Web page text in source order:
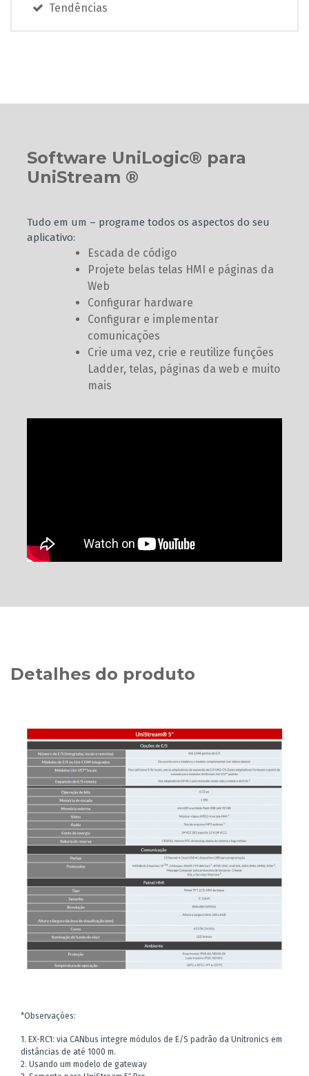
Tendências
Software UniLogic® para
UniStream ®
Tudo em um – programe todos os aspectos do seu
aplicativo:
Escada de código
Projete belas telas HMI e páginas da
Web
Configurar hardware
Configurar e implementar
comunicações
Crie uma vez, crie e reutilize funções
Ladder, telas, páginas da web e muito
mais
Detalhes do produto
*Observações:
1. EX-RC1: via CANbus integre módulos de E/S padrão da Unitronics em
distâncias de até 1000 m.
2. Usando um modelo de gateway